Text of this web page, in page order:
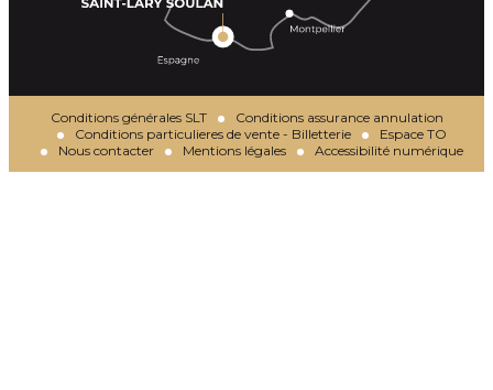
Conditions générales SLT
Conditions assurance annulation
Conditions particulieres de vente - Billetterie
Espace TO
Nous contacter
Mentions légales Accessibilité numérique